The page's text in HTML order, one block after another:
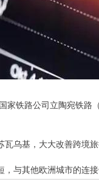
铁路公司立陶宛铁路
乌基，大大改善跨境旅
其他欧洲城市的连接